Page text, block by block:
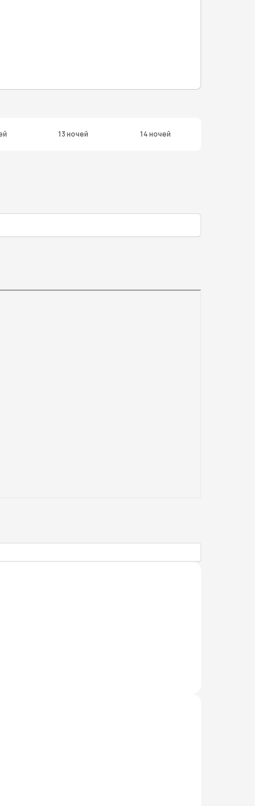
13 ночей 14 ночей